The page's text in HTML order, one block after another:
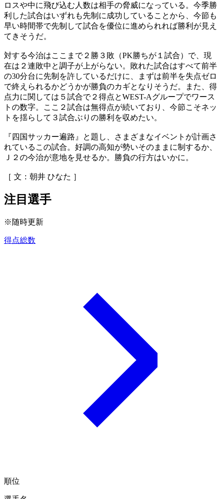
ロスや中に飛び込む人数は相手の脅威になっている。今季勝
利した試合はいずれも先制に成功していることから、今節も
早い時間帯で先制して試合を優位に進められれば勝利が見え
てきそうだ。
対する今治はここまで２勝３敗（PK勝ちが１試合）で、現
在は２連敗中と調子が上がらない。敗れた試合はすべて前半
の30分台に先制を許しているだけに、まずは前半を失点ゼロ
で終えられるかどうかが勝負のカギとなりそうだ。また、得
点力に関しては５試合で２得点とWEST-Aグループでワース
トの数字。ここ２試合は無得点が続いており、今節こそネッ
トを揺らして３試合ぶりの勝利を収めたい。
『四国サッカー遍路』と題し、さまざまなイベントが計画さ
れているこの試合。好調の高知が勢いそのままに制するか、
Ｊ２の今治が意地を見せるか。勝負の行方はいかに。
［ 文：朝井 ひなた ］
注目選手
※随時更新
得点総数
順位